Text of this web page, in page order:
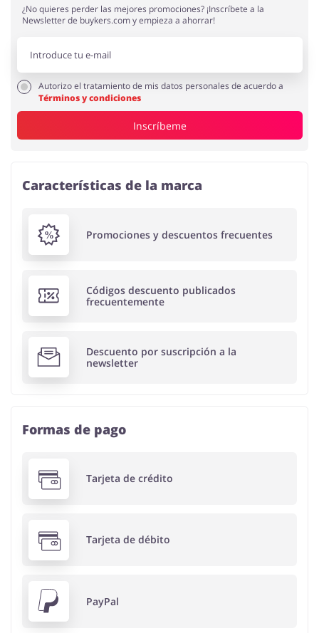
¿No quieres perder las mejores promociones? ¡Inscríbete a la
Newsletter de buykers.com y empieza a ahorrar!
Autorizo el tratamiento de mis datos personales de acuerdo a
Términos y condiciones
Inscríbeme
Características de la marca
Promociones y descuentos frecuentes
Códigos descuento publicados
frecuentemente
Descuento por suscripción a la
newsletter
Formas de pago
Tarjeta de crédito
Tarjeta de débito
PayPal